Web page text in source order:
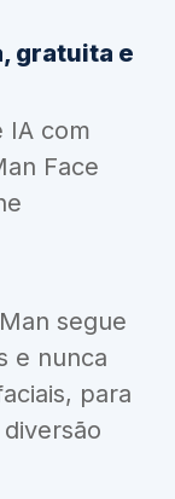
gratuita e
IA com
Face
segue
e nunca
para